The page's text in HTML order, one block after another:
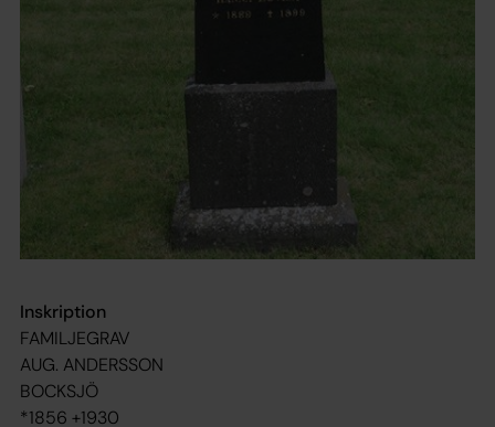
Inskription
FAMILJEGRAV
AUG. ANDERSSON
BOCKSJÖ
*1856 +1930